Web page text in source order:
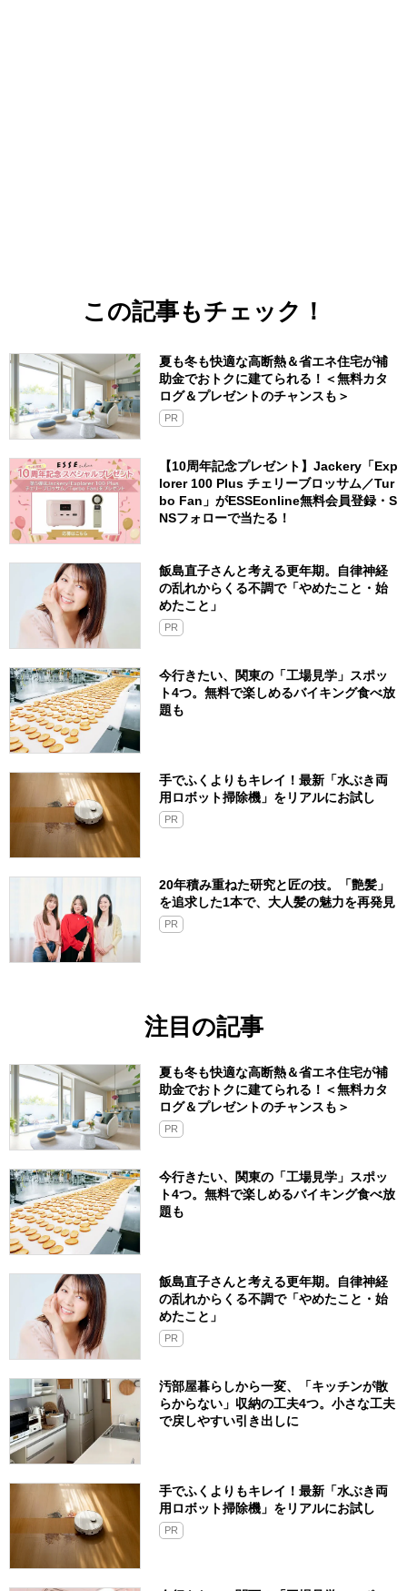
この記事もチェック！
夏も冬も快適な高断熱＆省エネ住宅が補
助金でおトクに建てられる！＜無料カタ
ログ＆プレゼントのチャンスも＞
PR
【10周年記念プレゼント】Jackery「Exp
lorer 100 Plus チェリーブロッサム／Tur
bo Fan」がESSEonline無料会員登録・S
NSフォローで当たる！
飯島直子さんと考える更年期。自律神経
の乱れからくる不調で「やめたこと・始
めたこと」
PR
今行きたい、関東の「工場見学」スポッ
ト4つ。無料で楽しめるバイキング食べ放
題も
手でふくよりもキレイ！最新「水ぶき両
用ロボット掃除機」をリアルにお試し
PR
20年積み重ねた研究と匠の技。「艶髪」
を追求した1本で、大人髪の魅力を再発見
PR
注目の記事
夏も冬も快適な高断熱＆省エネ住宅が補
助金でおトクに建てられる！＜無料カタ
ログ＆プレゼントのチャンスも＞
PR
今行きたい、関東の「工場見学」スポッ
ト4つ。無料で楽しめるバイキング食べ放
題も
飯島直子さんと考える更年期。自律神経
の乱れからくる不調で「やめたこと・始
めたこと」
PR
汚部屋暮らしから一変、「キッチンが散
らからない」収納の工夫4つ。小さな工夫
で戻しやすい引き出しに
手でふくよりもキレイ！最新「水ぶき両
用ロボット掃除機」をリアルにお試し
PR